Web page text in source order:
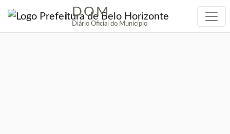
| DOM
Diário Oficial do Município